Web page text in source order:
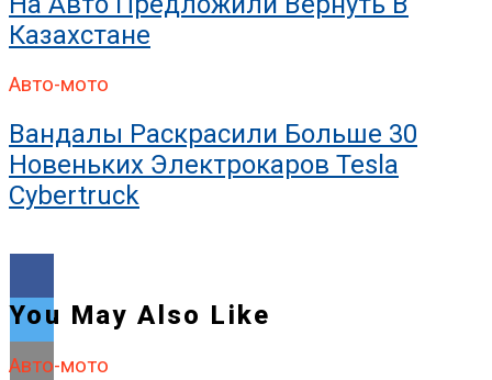
Казахстане
Авто-мото
Вандалы Раскрасили Больше 30
Новеньких Электрокаров Tesla
Cybertruck
You May Also Like
Авто-мото